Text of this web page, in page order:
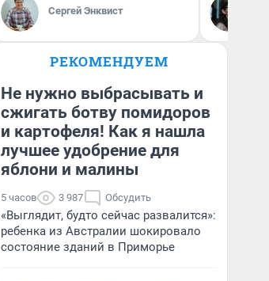
Сергей Энквист
РЕКОМЕНДУЕМ
Не нужно выбрасывать и
сжигать ботву помидоров
и картофеля! Как я нашла
лучшее удобрение для
яблони и малины
5 часов 3 987 Обсудить
«Выглядит, будто сейчас развалится»:
ребенка из Австралии шокировало
состояние зданий в Приморье